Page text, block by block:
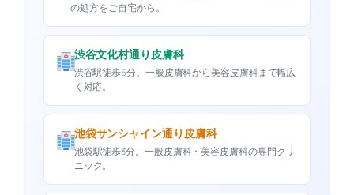
の処方をご自宅から。
渋谷文化村通り皮膚科
渋谷駅徒歩5分。一般皮膚科から美容皮膚科まで幅広
く対応。
池袋サンシャイン通り皮膚科
池袋駅徒歩3分。一般皮膚科・美容皮膚科の専門クリ
ニック。